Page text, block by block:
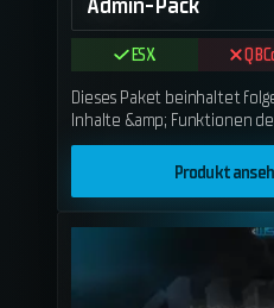
ESX
Dieses Paket beinhaltet
Inhalte &amp; Funktionen
Produkt